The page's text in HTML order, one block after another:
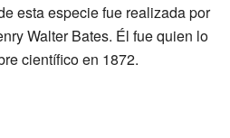
esta especie fue realizada por
Walter Bates. Él fue quien lo
científico en 1872.